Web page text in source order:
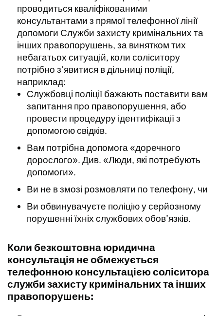
проводиться кваліфікованими
консультантами з прямої телефонної лінії
допомоги Служби захисту кримінальних та
інших правопорушень, за винятком тих
небагатьох ситуацій, коли соліситору
потрібно з’явитися в дільниці поліції,
наприклад:
Службовці поліції бажають поставити вам
запитання про правопорушення, або
провести процедуру ідентифікації з
допомогою свідків.
Вам потрібна допомога «доречного
дорослого». Див. «Люди, які потребують
допомоги».
Ви не в змозі розмовляти по телефону, чи
Ви обвинувачуєте поліцію у серйозному
порушенні їхніх службових обов’язків.
Коли безкоштовна юридична
консультація не обмежується
телефонною консультацією соліситора
служби захисту кримінальних та інших
правопорушень: